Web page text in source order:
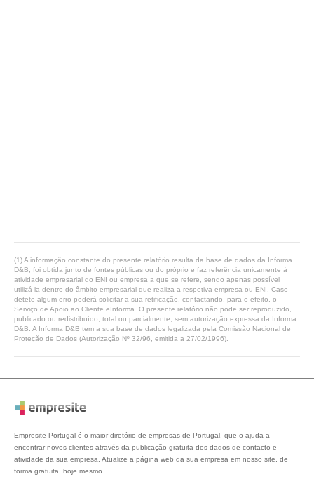
(1) A informação constante do presente relatório resulta da base de dados da Informa
D&B, foi obtida junto de fontes públicas ou do próprio e faz referência unicamente à
atividade empresarial do ENI ou empresa a que se refere, sendo apenas possível
utilizá-la dentro do âmbito empresarial que realiza a respetiva empresa ou ENI. Caso
detete algum erro poderá solicitar a sua retificação, contactando, para o efeito, o
Serviço de Apoio ao Cliente eInforma. O presente relatório não pode ser reproduzido,
publicado ou redistribuído, total ou parcialmente, sem autorização expressa da Informa
D&B. A Informa D&B tem a sua base de dados legalizada pela Comissão Nacional de
Proteção de Dados (Autorização Nº 32/96, emitida a 27/02/1996).
Empresite Portugal é o maior diretório de empresas de Portugal, que o ajuda a
encontrar novos clientes através da publicação gratuita dos dados de contacto e
atividade da sua empresa. Atualize a página web da sua empresa em nosso site, de
forma gratuita, hoje mesmo.